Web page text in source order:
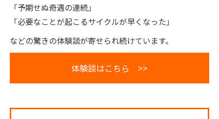
「予期せぬ奇遇の連続」
「必要なことが起こるサイクルが早くなった」
などの驚きの体験談が寄せられ続けています。
体験談はこちら >>